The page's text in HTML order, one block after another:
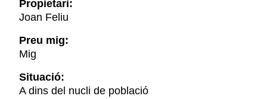
Propietari:
Joan Feliu
Preu mig:
Mig
Situació:
A dins del nucli de població